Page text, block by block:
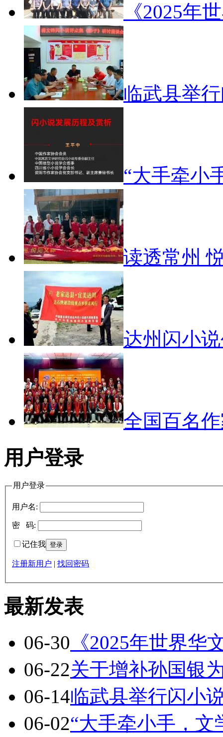
《2025年
临武县举
“大手牵小
读透常州
达州闪小
全国百名
用户登录
用户登录
用户名:
密 码:
记住我
注册新用户 | 找回密码
最新发表
06-30 《2025年世界华
06-22关于增补孙国银
06-14临武县举行闪小
06-02“大手牵小手，